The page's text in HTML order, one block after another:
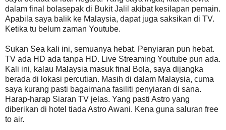
dalam final bolasepak di Bukit Jalil akibat kesilapan pemain.
Apabila saya balik ke Malaysia, dapat juga saksikan di TV.
Ketika tu belum zaman Youtube.
Sukan Sea kali ini, semuanya hebat. Penyiaran pun hebat.
TV ada HD ada tanpa HD. Live Streaming Youtube pun ada.
Kali ini, kalau Malaysia masuk final Bola, saya dijangka
berada di lokasi percutian. Masih di dalam Malaysia, cuma
saya kurang pasti bagaimana fasiliti penyiaran di sana.
Harap-harap Siaran TV jelas. Yang pasti Astro yang
diberikan di hotel tiada Astro Awani. Kena guna saluran free
to air.